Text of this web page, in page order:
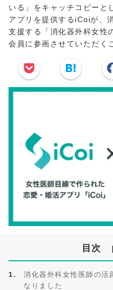
いる」をキャッチコピーと
アプリを提供するiCoiが、
支援する「消化器外科女性
会員に参画させていただく
目次
消化器外科女性医師の活
なりました